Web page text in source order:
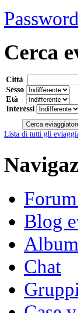
Cerca
Città
Sesso
Età
Interessi
Lista di tutti gli
Blog
Chat